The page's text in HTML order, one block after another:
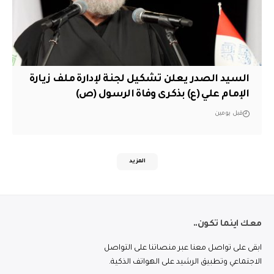
السيد الصدر يعلن تشكيل لجنة لإدارة ملف زيارة
الإمام علي (ع) بذكرى وفاة الرسول (ص)
قبل يومين
المزيد
معك اينما تكون..
ابقى على تواصل معنا عبر منصاتنا على التواصل
الاجتماعي وتطبيق الرشيد على الهواتف الذكية.